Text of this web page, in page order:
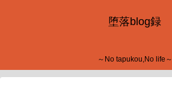
堕落blog録
～No tapukou,No life～